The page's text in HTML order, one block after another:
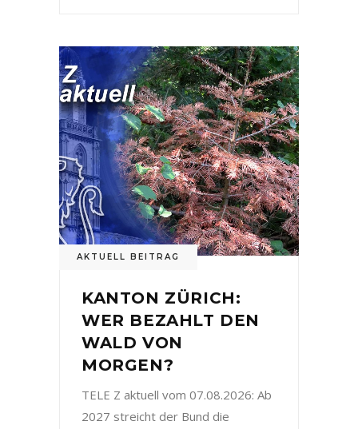
AKTUELL BEITRAG
KANTON ZÜRICH:
WER BEZAHLT DEN
WALD VON
MORGEN?
TELE Z aktuell vom 07.08.2026: Ab
2027 streicht der Bund die